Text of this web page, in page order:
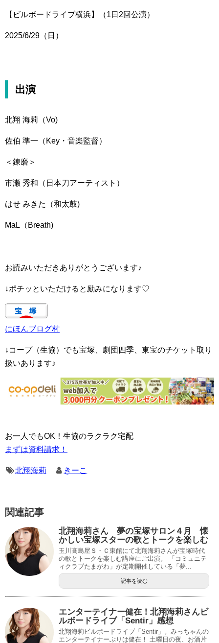
【ビルボードライブ横浜】（1日2回公演）
2025/6/29（日）
出演
北翔 海莉（Vo)
佐伯 準一（Key・音楽監督）
＜錬磨＞
市瀬 秀和（日本刀アーティスト）
はせ みきた（和太鼓)
MaL（Breath)
お読みいただきありがとうございます♪
↓ポチッといただけると励みになります♡
にほんブログ村
↓コープ（生協）でも宝塚、劇団四季、東宝のチケット取り
扱いあります♪
お一人でもOK！生協のラクラク宅配
まずは資料請求！
北翔海莉 きーこ
関連記事
北翔海莉さん 夢の宝塚サロン４月 懐
かしい宝塚スターの歌とトークを楽しむ
玉川髙島屋Ｓ・Ｃ東館にて北翔海莉さんが宝塚時代
の歌とトークを楽しむ講座にご出演。 「コミュニテ
ィクラブたまがわ」が定期開催している「夢...
記事を読む
エンターテイナー健在！北翔海莉さんビ
ルボードライブ「Sentir」感想
北翔海莉ビルボードライブ「Sentir」。みっちゃんの
エンターテイナーぶりは健在！ 土曜日の夜、お酒片